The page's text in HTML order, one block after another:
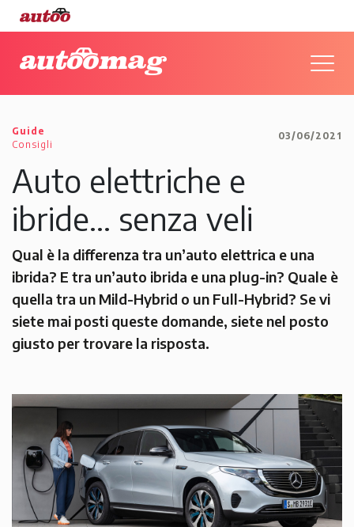
Guide
Consigli
03/06/2021
Auto elettriche e
ibride… senza veli
Qual è la differenza tra un’auto elettrica e una
ibrida? E tra un’auto ibrida e una plug-in? Quale è
quella tra un Mild-Hybrid o un Full-Hybrid? Se vi
siete mai posti queste domande, siete nel posto
giusto per trovare la risposta.